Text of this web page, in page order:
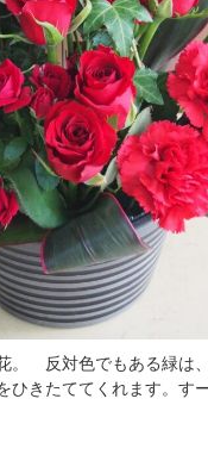
。 反対色でもある緑は
ひきたててくれます。すー